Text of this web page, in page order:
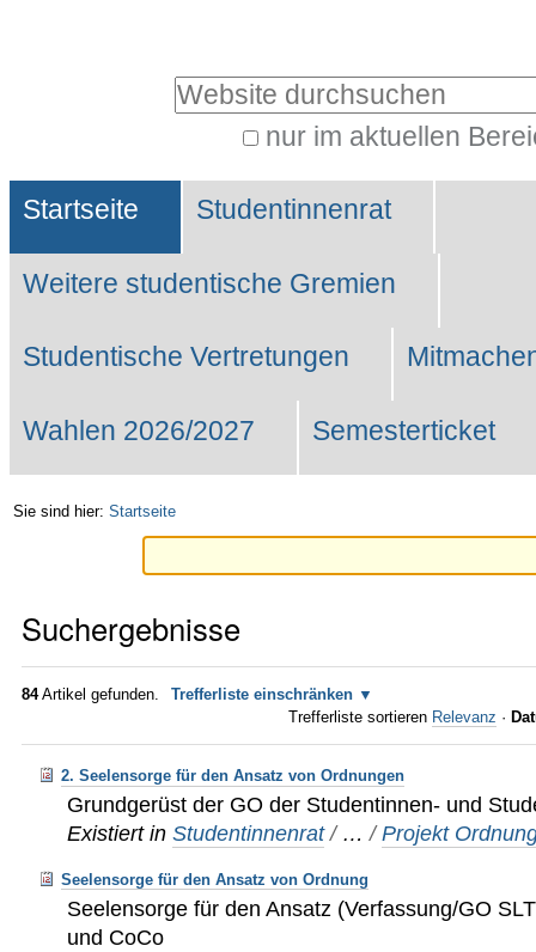
Website durchsuchen
nur im aktuellen
Suche…
Sektionen
Startseite Studentinnenrat
Weitere studentische Gremien
Studentische Vertretungen
Wahlen 2026/2027 Semesterticket
Sie sind hier: Startseite
Suchergebnisse
84Artikel gefunden.
Trefferliste einschränken
Trefferliste sortieren Relevanz ·
2. Seelensorge für den Ansatz von Ordnungen
Grundgerüst der GO der Studentinnen- und
Existiert in Studentinnenrat / …/Projekt
Seelensorge für den Ansatz von Ordnung
Seelensorge für den Ansatz (Verfassung/GO
und CoCo